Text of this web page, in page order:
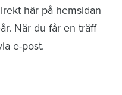
här på hemsidan
När du får en träff
e-post.